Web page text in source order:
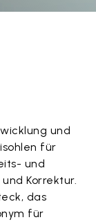
und
für
und
Korrektur.
das
für